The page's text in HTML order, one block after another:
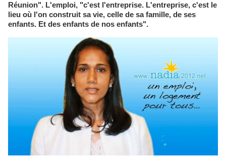
Réunion". L'emploi, "c'est l'entreprise. L'entreprise, c'est le
lieu où l'on construit sa vie, celle de sa famille, de ses
enfants. Et des enfants de nos enfants".